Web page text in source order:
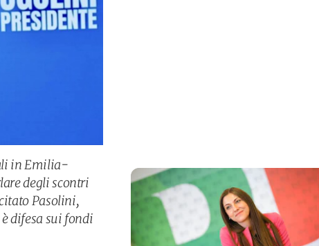
in Emilia-
degli scontri
Pasolini,
difesa sui fondi